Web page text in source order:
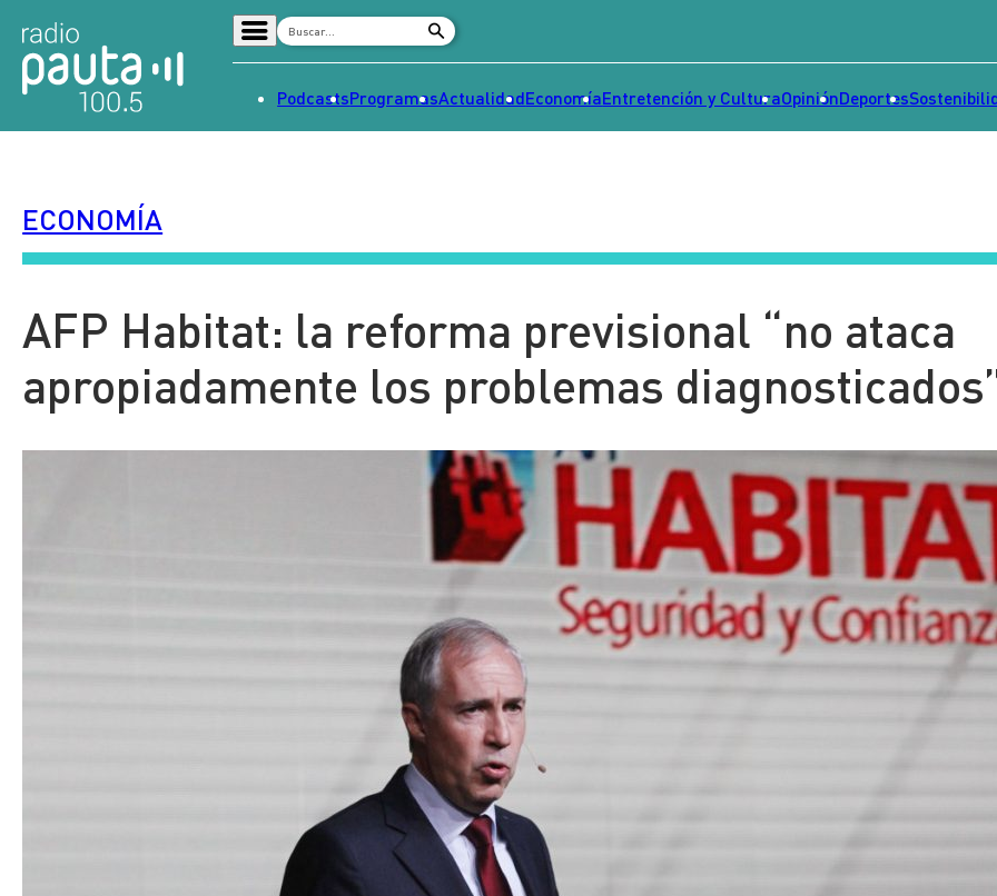
Señal 2
Tendencias
Contenido Patrocinado
PodcastsProgramasActualidadEconomíaEntretención y CulturaOpiniónDeportes
ECONOMÍA
AFP Habitat: la reforma previsional “no ataca
apropiadamente los problemas